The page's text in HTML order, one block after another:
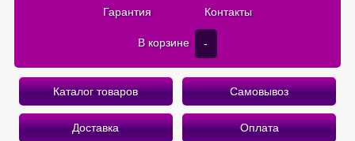
Гарантия Контакты
В корзине -
Каталог товаров Самовывоз
Доставка Оплата